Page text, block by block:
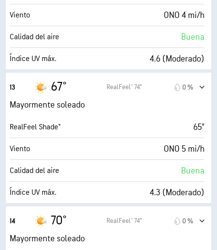
AccuLumen Brightness Index™ 8 (Luminoso)
Nubosidad 39 %
Visibilidad 10 mi
Viento ONO 4 mi/h
Calidad del aire Buena
Índice UV máx. 4.6 (Moderado)
Humedad
Punto de rocío 47° F
AccuLumen Brightness Index™ 9 (Muy luminoso)
Nubosidad 25 %
Visibilidad 10 mi
13 67° RealFeel® 74° 0 %
Mayormente soleado
RealFeel Shade™ 65°
Viento ONO 5 mi/h
Calidad del aire Buena
Índice UV máx. 4.3 (Moderado)
Humedad
14 70° RealFeel® 74° 0 %
Mayormente soleado